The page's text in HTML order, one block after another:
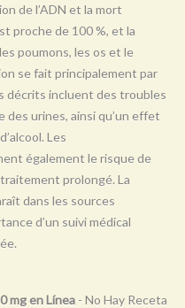
de l’ADN et la mort
proche de 100 %, et la
poumons, les os et le
se fait principalement par
décrits incluent des troubles
urines, ainsi qu’un effet
Les
également le risque de
prolongé. La
dans les sources
d’un suivi médical
mg en Línea - No Hay Receta